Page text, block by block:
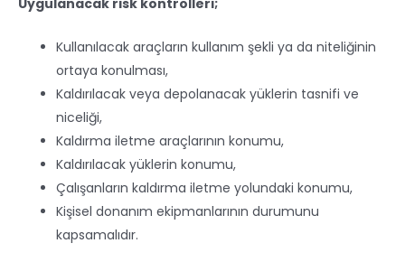
Kullanılacak araçların kullanım şekli ya da niteliğinin
ortaya konulması,
Kaldırılacak veya depolanacak yüklerin tasnifi ve
niceliği,
Kaldırma iletme araçlarının konumu,
Kaldırılacak yüklerin konumu,
Çalışanların kaldırma iletme yolundaki konumu,
Kişisel donanım ekipmanlarının durumunu
kapsamalıdır.